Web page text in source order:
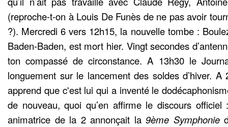
(reproche-t-on à Louis De Funès de ne pas avoir
?). Mercredi 6 vers 12h15, la nouvelle tombe :
Baden-Baden, est mort hier. Vingt secondes
ton compassé de circonstance. A 13h30 le
longuement sur le lancement des soldes d’hiver.
apprend que c'est lui qui a inventé le
de nouveau, quoi qu’en affirme le discours
animatrice de la 2 annonçait la9ème Symphonie